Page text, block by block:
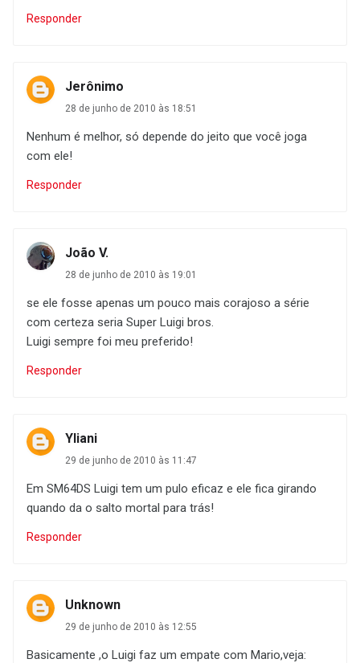
Responder
Jerônimo
28 de junho de 2010 às 18:51
Nenhum é melhor, só depende do jeito que você joga
com ele!
Responder
João V.
28 de junho de 2010 às 19:01
se ele fosse apenas um pouco mais corajoso a série
com certeza seria Super Luigi bros.
Luigi sempre foi meu preferido!
Responder
Yliani
29 de junho de 2010 às 11:47
Em SM64DS Luigi tem um pulo eficaz e ele fica girando
quando da o salto mortal para trás!
Responder
Unknown
29 de junho de 2010 às 12:55
Basicamente ,o Luigi faz um empate com Mario,veja: